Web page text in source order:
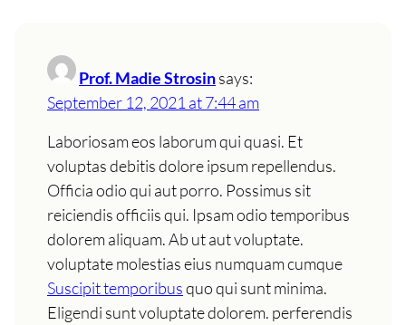
Prof. Madie Strosinsays:
September 12, 2021 at 7:44 am
Laboriosam eos laborum qui quasi. Et
voluptas debitis dolore ipsum repellendus.
Officia odio qui aut porro. Possimus sit
reiciendis officiis qui. Ipsam odio temporibus
dolorem aliquam. Ab ut aut voluptate.
voluptate molestias eius numquam cumque
Suscipit temporibusquo qui sunt minima.
Eligendi sunt voluptate dolorem. perferendis